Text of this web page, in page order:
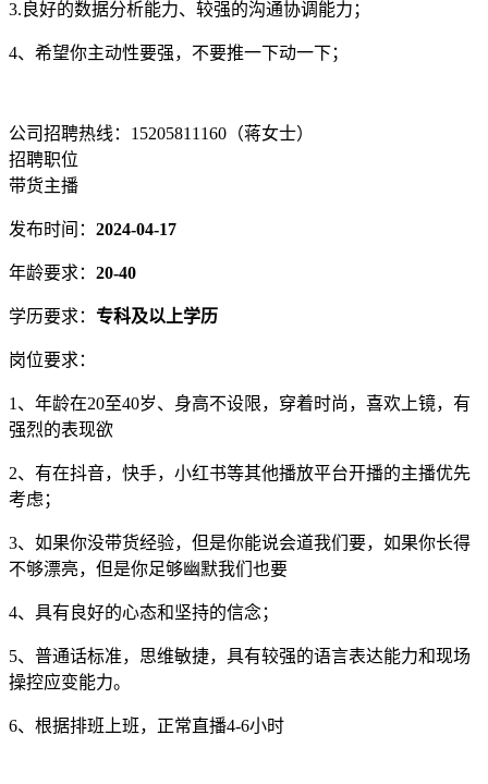
3.良好的数据分析能力、较强的沟通协调能力；
4、希望你主动性要强，不要推一下动一下；
公司招聘热线：15205811160（蒋女士）
招聘职位
带货主播
发布时间： 2024-04-17
年龄要求： 20-40
学历要求： 专科及以上学历
岗位要求：
1、年龄在20至40岁、身高不设限，穿着时尚，喜欢上镜，有
强烈的表现欲
2、有在抖音，快手，小红书等其他播放平台开播的主播优先
考虑；
3、如果你没带货经验，但是你能说会道我们要，如果你长得
不够漂亮，但是你足够幽默我们也要
4、具有良好的心态和坚持的信念；
5、普通话标准，思维敏捷，具有较强的语言表达能力和现场
操控应变能力。
6、根据排班上班，正常直播4-6小时